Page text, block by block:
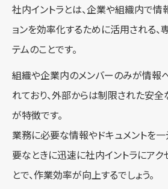
社内イントラとは、企業や組織内で情
ョンを効率化するために活用される、
テムのことです。
組織や企業内のメンバーのみが情報
れており、外部からは制限された安
が特徴です。
業務に必要な情報やドキュメントを
要なときに迅速に社内イントラにアク
とで、作業効率が向上するでしょう。